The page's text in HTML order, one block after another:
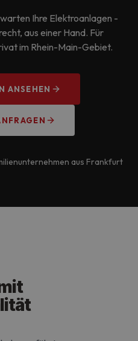
Ihre Elektroanlagen -
aus einer Hand. Für
im Rhein-Main-Gebiet.
ANSEHEN
aus Frankfurt